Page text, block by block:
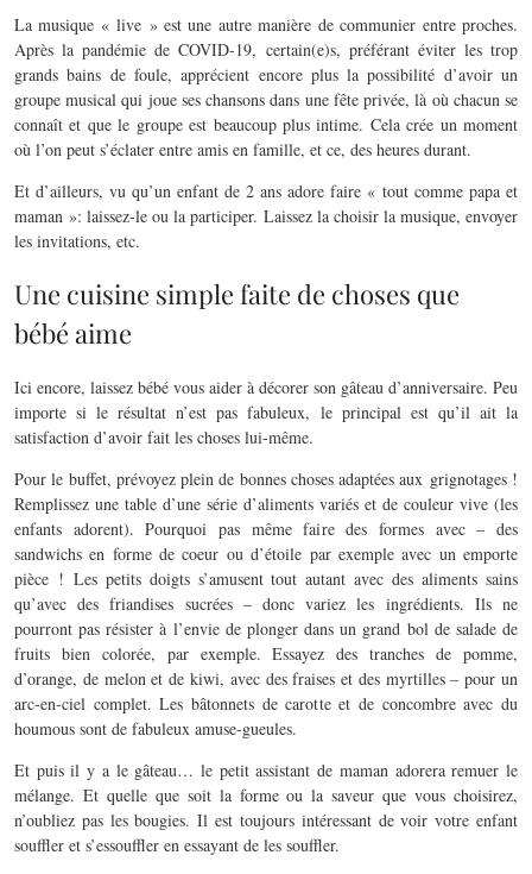
La musique « live » est une autre manière de communier entre proches.
Après la pandémie de COVID-19, certain(e)s, préférant éviter les trop
grands bains de foule, apprécient encore plus la possibilité d’avoir un
groupe musical qui joue ses chansons dans une fête privée, là où chacun se
connaît et que le groupe est beaucoup plus intime. Cela crée un moment
où l’on peut s’éclater entre amis en famille, et ce, des heures durant.
Et d’ailleurs, vu qu’un enfant de 2 ans adore faire « tout comme papa et
maman »: laissez-le ou la participer. Laissez la choisir la musique, envoyer
les invitations, etc.
Une cuisine simple faite de choses que
bébé aime
Ici encore, laissez bébé vous aider à décorer son gâteau d’anniversaire. Peu
importe si le résultat n’est pas fabuleux, le principal est qu’il ait la
satisfaction d’avoir fait les choses lui-même.
Pour le buffet, prévoyez plein de bonnes choses adaptées aux grignotages !
Remplissez une table d’une série d’aliments variés et de couleur vive (les
enfants adorent). Pourquoi pas même faire des formes avec – des
sandwichs en forme de coeur ou d’étoile par exemple avec un emporte
pièce ! Les petits doigts s’amusent tout autant avec des aliments sains
qu’avec des friandises sucrées – donc variez les ingrédients. Ils ne
pourront pas résister à l’envie de plonger dans un grand bol de salade de
fruits bien colorée, par exemple. Essayez des tranches de pomme,
d’orange, de melon et de kiwi, avec des fraises et des myrtilles – pour un
arc-en-ciel complet. Les bâtonnets de carotte et de concombre avec du
houmous sont de fabuleux amuse-gueules.
Et puis il y a le gâteau… le petit assistant de maman adorera remuer le
mélange. Et quelle que soit la forme ou la saveur que vous choisirez,
n’oubliez pas les bougies. Il est toujours intéressant de voir votre enfant
souffler et s’essouffler en essayant de les souffler.